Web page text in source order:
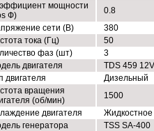
мощности
Ф)
0.8
сети (В)
380
тока (Гц)
50
фаз (шт)
3
двигателя
TDS 459
двигателя
Дизельный
вращения
(об/мин)
1500
двигателя
Жидкостное
генератора
TSS SA-400